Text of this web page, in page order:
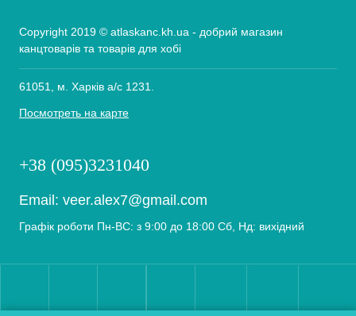
Copyright 2019 © atlaskanc.kh.ua - добрий магазин
канцтоварів та товарів для хобі
61051, м. Харків а/с 1231.
Посмотреть на карте
+38 (095)3231040
Email: veer.alex7@gmail.com
Графік роботи Пн-ВС: з 9:00 до 18:00 Сб, Нд: вихідний